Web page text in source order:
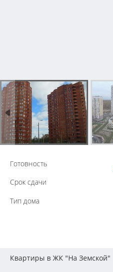
Готовность
Срок сдачи
Тип дома
Квартиры в ЖК "На Земской"